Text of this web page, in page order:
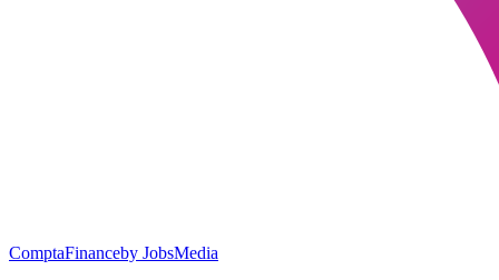
ComptaFinanceby JobsMedia